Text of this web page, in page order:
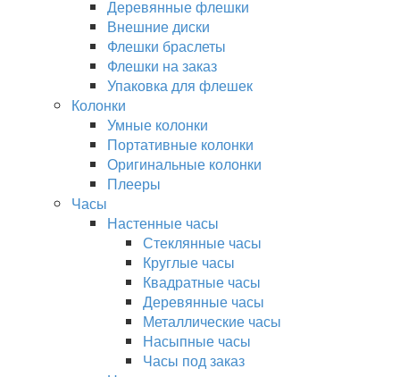
Деревянные флешки
Внешние диски
Флешки браслеты
Флешки на заказ
Упаковка для флешек
Колонки
Умные колонки
Портативные колонки
Оригинальные колонки
Плееры
Часы
Настенные часы
Стеклянные часы
Круглые часы
Квадратные часы
Деревянные часы
Металлические часы
Насыпные часы
Часы под заказ